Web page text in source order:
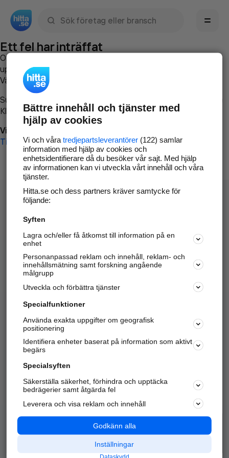
Ett fel har inträffat
Om du vill kan du
uppstod så att vi lättare och snabbare kan avhjälpa det.
Vänligen försök med följande:
Surfa till
Klicka påTillbaka-knappen i webbläsaren och försök igen
Vi beklagar besväret!
Till startsidan
Hitta.se - Gratis nummerupplysning.
Sök företag, personer och platser.
Hitta telefonnummer, adresser, företagsinfo mm.
Marknadsför företaget
Kom igång och annonsera mot
samarbetspartners nära dig.
Alla kategorier
Populära sökningar
API & Kartor
Annonsera
Integritet
Nödnummer
Bättre innehåll och tjänster med
hjälp av cookies
Vi och våra tredjepartsleverantörer(122) samlar
information med hjälp av cookies och
enhetsidentifierare då du besöker vår sajt. Med hjälp
av informationen kan vi utveckla vårt innehåll och våra
tjänster.
Hitta.se och dess partners kräver samtycke för
följande:
Syften
Lagra och/eller få åtkomst till information på en
enhet
Personanpassad reklam och innehåll, reklam- och
innehållsmätning samt forskning angående
målgrupp
Utveckla och förbättra tjänster
Specialfunktioner
Använda exakta uppgifter om geografisk
positionering
Identifiera enheter baserat på information som aktivt
begärs
Specialsyften
Säkerställa säkerhet, förhindra och upptäcka
bedrägerier samt åtgärda fel
Leverera och visa reklam och innehåll
Godkänn alla
Inställningar
Dataskydd